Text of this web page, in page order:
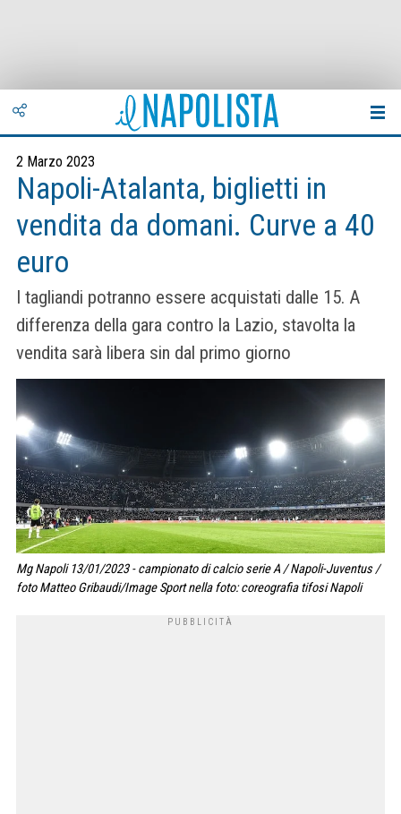
2 Marzo 2023
Napoli-Atalanta, biglietti in
vendita da domani. Curve a 40
euro
I tagliandi potranno essere acquistati dalle 15. A
differenza della gara contro la Lazio, stavolta la
vendita sarà libera sin dal primo giorno
Mg Napoli 13/01/2023 - campionato di calcio serie A / Napoli-Juventus /
foto Matteo Gribaudi/Image Sport nella foto: coreografia tifosi Napoli